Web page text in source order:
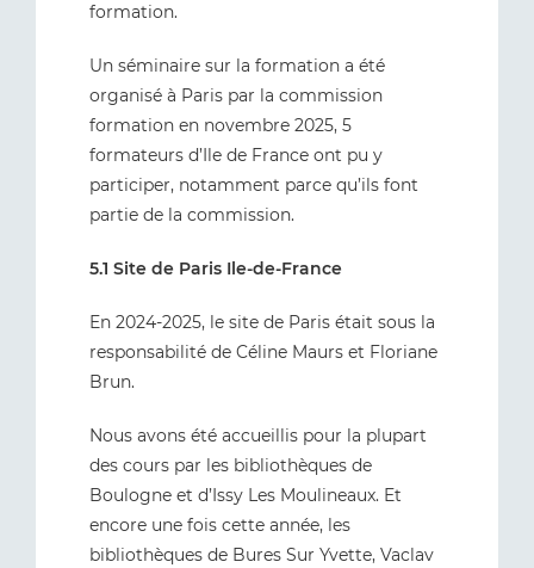
formation.
Un séminaire sur la formation a été
organisé à Paris par la commission
formation en novembre 2025, 5
formateurs d’Ile de France ont pu y
participer, notamment parce qu’ils font
partie de la commission.
5.1 Site de Paris Ile-de-France
En 2024-2025, le site de Paris était sous la
responsabilité de Céline Maurs et Floriane
Brun.
Nous avons été accueillis pour la plupart
des cours par les bibliothèques de
Boulogne et d’Issy Les Moulineaux. Et
encore une fois cette année, les
bibliothèques de Bures Sur Yvette, Vaclav